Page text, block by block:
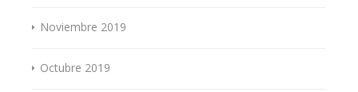
Noviembre 2019
Octubre 2019